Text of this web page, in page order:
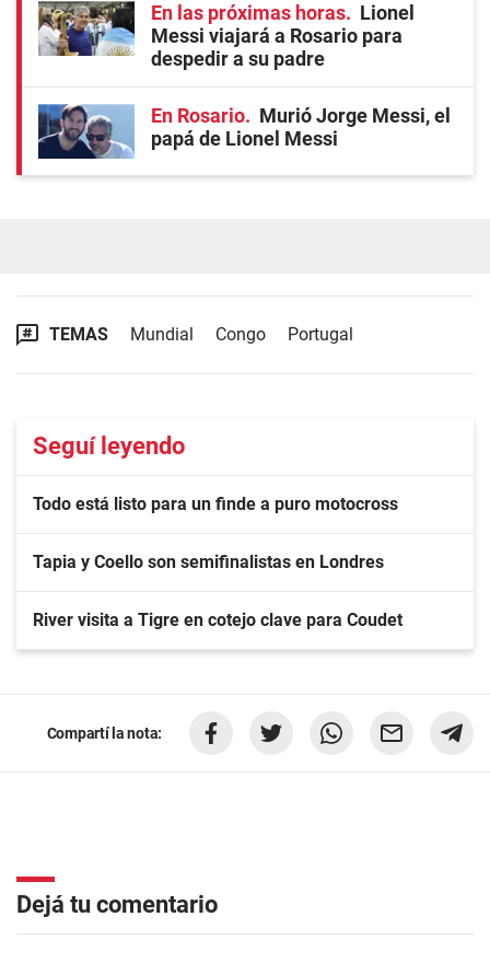
En las próximas horas
Lionel
Messi viajará a Rosario para
despedir a su padre
En Rosario
Murió Jorge Messi, el
papá de Lionel Messi
TEMAS Mundial Congo Portugal
Seguí leyendo
Todo está listo para un finde a puro motocross
Tapia y Coello son semifinalistas en Londres
River visita a Tigre en cotejo clave para Coudet
Compartí la nota:
Dejá tu comentario